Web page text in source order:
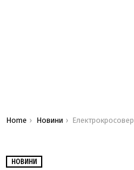
You are here:
Home Новини Електрокросовер BMW iX3 за лічені тижні отримав багатотисячні замовлення
НОВИНИ